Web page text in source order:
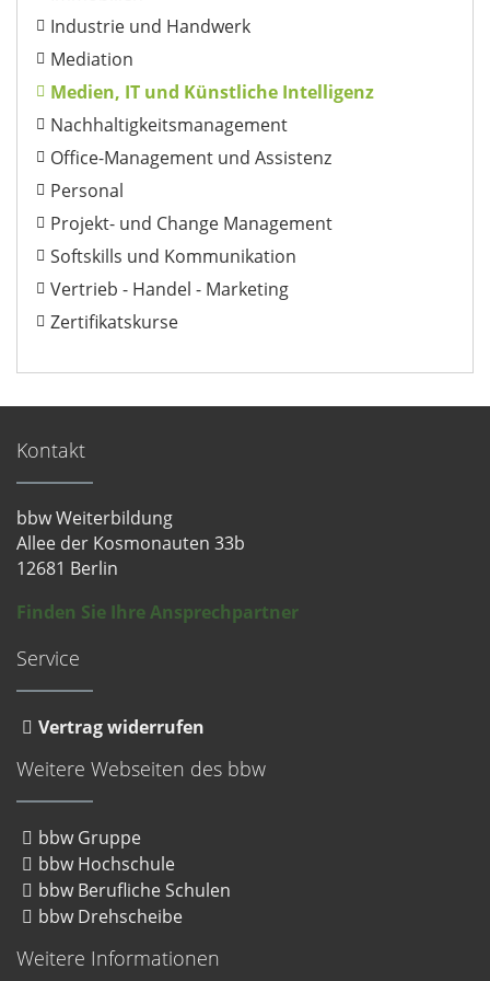
Industrie und Handwerk
Mediation
Medien, IT und Künstliche Intelligenz
Nachhaltigkeitsmanagement
Office-Management und Assistenz
Personal
Projekt- und Change Management
Softskills und Kommunikation
Vertrieb - Handel - Marketing
Zertifikatskurse
Kontakt
bbw Weiterbildung
Allee der Kosmonauten 33b
12681 Berlin
Finden Sie Ihre Ansprechpartner
Service
Vertrag widerrufen
Weitere Webseiten des bbw
bbw Gruppe
bbw Hochschule
bbw Berufliche Schulen
bbw Drehscheibe
Weitere Informationen